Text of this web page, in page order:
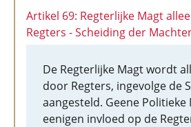
Artikel 69: Regterlijke Magt
Regters - Scheiding der
De Regterlijke Magt wordt
door Regters, ingevolge de
aangesteld. Geene
eenigen invloed op de